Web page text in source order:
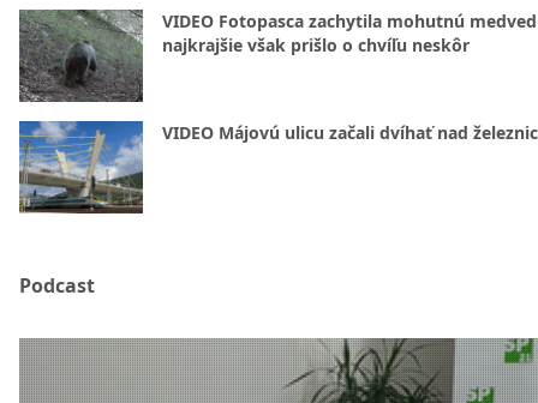
VIDEO Fotopasca zachytila mohutnú
najkrajšie však prišlo o chvíľu neskôr
VIDEO Májovú ulicu začali dvíhať nad
Podcast